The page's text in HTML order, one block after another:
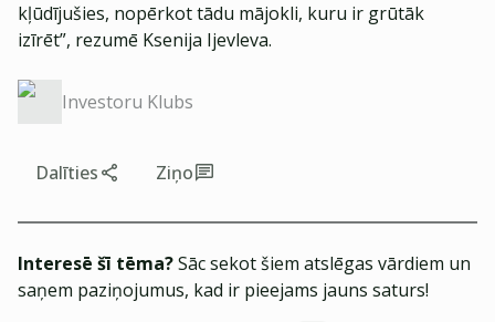
kļūdījušies, nopērkot tādu mājokli, kuru ir grūtāk
izīrēt”, rezumē Ksenija Ijevleva.
Investoru Klubs
Dalīties Ziņo
Interesē šī tēma?Sāc sekot šiem atslēgas vārdiem un
saņem paziņojumus, kad ir pieejams jauns saturs!